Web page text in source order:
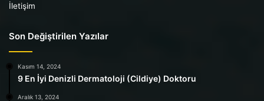
İletişim
Son Değiştirilen Yazılar
Kasım 14, 2024
9 En İyi Denizli Dermatoloji (Cildiye) Doktoru
Aralık 13, 2024